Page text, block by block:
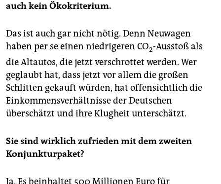
auch kein Ökokriterium.
Das ist auch gar nicht nötig. Denn Neuwagen
haben per se einen niedrigeren CO2-Ausstoß als
die Altautos, die jetzt verschrottet werden. Wer
geglaubt hat, dass jetzt vor allem die großen
Schlitten gekauft würden, hat offensichtlich die
Einkommensverhältnisse der Deutschen
überschätzt und ihre Klugheit unterschätzt.
Sie sind wirklich zufrieden mit dem zweiten
Konjunkturpaket?
Ja. Es beinhaltet 500 Millionen Euro für